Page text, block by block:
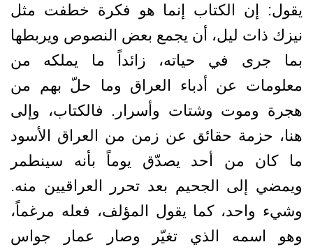
يقول: إن الكتاب إنما هو فكرة خطفت مثل
نيزك ذات ليل، أن يجمع بعض النصوص ويربطها
بما جرى في حياته، زائداً ما يملكه من
معلومات عن أدباء العراق وما حلّ بهم من
هجرة وموت وشتات وأسرار. فالكتاب، وإلى
هنا، حزمة حقائق عن زمن من العراق الأسود
ما كان من أحد يصدّق يوماً بأنه سينطمر
ويمضي إلى الجحيم بعد تحرر العراقيين منه.
وشيء واحد، كما يقول المؤلف، فعله مرغماً،
وهو اسمه الذي تغيّر وصار عمار جواس